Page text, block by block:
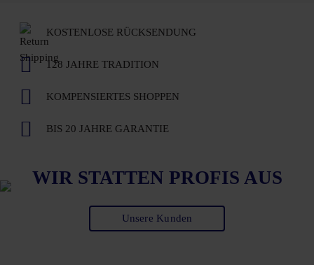
KOSTENLOSE RÜCKSENDUNG
128 JAHRE TRADITION
KOMPENSIERTES SHOPPEN
BIS 20 JAHRE GARANTIE
WIR STATTEN PROFIS AUS
Unsere Kunden